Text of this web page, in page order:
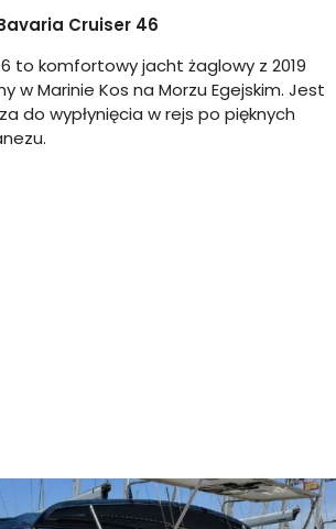
Cruiser 46
to komfortowy jacht żaglowy z 2019
w Marinie Kos na Morzu Egejskim. Jest
do wypłynięcia w rejs po pięknych